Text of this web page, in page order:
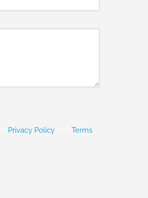
Privacy Policy
Terms